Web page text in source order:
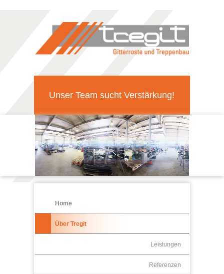
Unser Team sucht Verstärkung!
Home
Über Tregit
Leistungen
Referenzen